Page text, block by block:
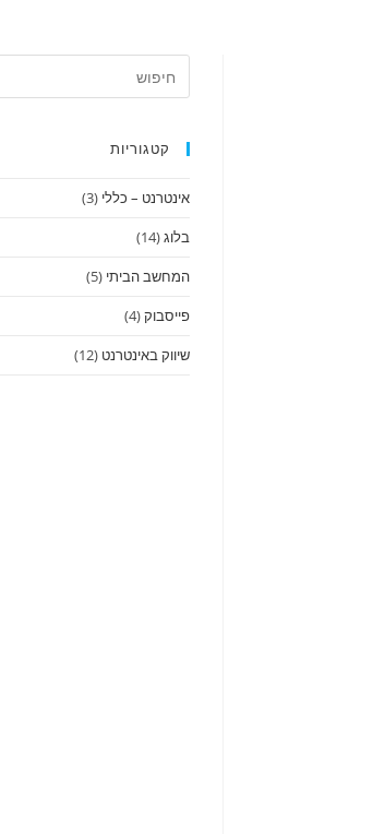
קטגוריות
אינטרנט – כללי (3)
בלוג(14)
המחשב הביתי (5)
פייסבוק(4)
שיווק באינטרנט (12)